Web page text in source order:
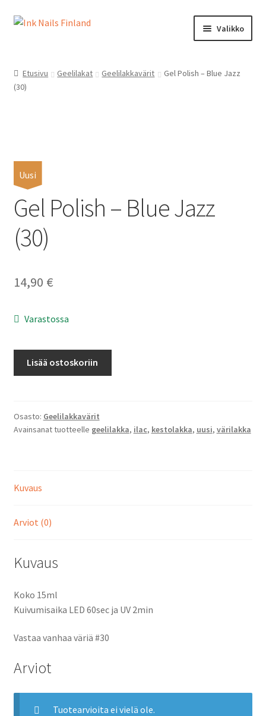
Siirry
Siirry
Valikko
Kauppa
Kanta-asiakasohjelma
Yhteystiedot
Etusivu Geelilakat Geelilakkavärit
Gel Polish – Blue Jazz
(30)
Uusi
Gel Polish – Blue Jazz
(30)
14,90 €
Varastossa
Jazz
(30)
Lisää ostoskoriin
Osasto: Geelilakkavärit
Avainsanat tuotteelle geelilakka, ilac, kestolakka, uusi, värilakka
Kuvaus
Arviot (0)
Kuvaus
Koko 15ml
Kuivumisaika LED 60sec ja UV 2min
Vastaa vanhaa väriä #30
Arviot
Tuotearvioita ei vielä ole.